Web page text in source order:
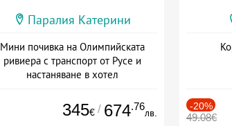
Паралия Катерини
Мини почивка на Олимпийската
ривиера с транспорт от Русе и
настаняване в хотел
345€ / 674.76
лв.
-20%
49.08€